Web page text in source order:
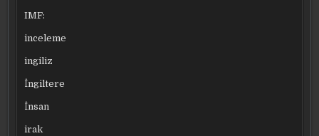
IMF:
inceleme
ingiliz
İngiltere
İnsan
irak